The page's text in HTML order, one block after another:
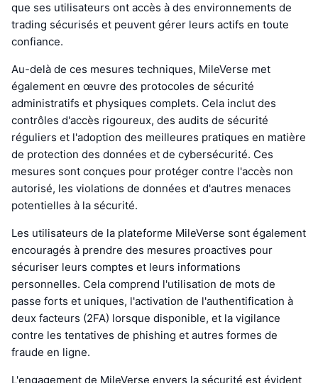
que ses utilisateurs ont accès à des environnements de
trading sécurisés et peuvent gérer leurs actifs en toute
confiance.
Au-delà de ces mesures techniques, MileVerse met
également en œuvre des protocoles de sécurité
administratifs et physiques complets. Cela inclut des
contrôles d'accès rigoureux, des audits de sécurité
réguliers et l'adoption des meilleures pratiques en matière
de protection des données et de cybersécurité. Ces
mesures sont conçues pour protéger contre l'accès non
autorisé, les violations de données et d'autres menaces
potentielles à la sécurité.
Les utilisateurs de la plateforme MileVerse sont également
encouragés à prendre des mesures proactives pour
sécuriser leurs comptes et leurs informations
personnelles. Cela comprend l'utilisation de mots de
passe forts et uniques, l'activation de l'authentification à
deux facteurs (2FA) lorsque disponible, et la vigilance
contre les tentatives de phishing et autres formes de
fraude en ligne.
L'engagement de MileVerse envers la sécurité est évident